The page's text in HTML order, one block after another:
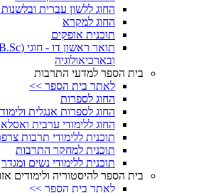
החוג ללשון עברית
החוג למקרא
תוכנית אופקים
ובארכיאולוגיה
בית הספר למדעי התרבות
לאתר בית הספר >>
החוג לספרות
החוג לספרות אנגלית
החוג ללימודי ערבית
תוכנית ללימודי תרבות
תוכנית למחקר התרבות
תוכנית ללימודי נשים ומגדר
בית הספר להיסטוריה ולימודים
לאתר בית הספר >>